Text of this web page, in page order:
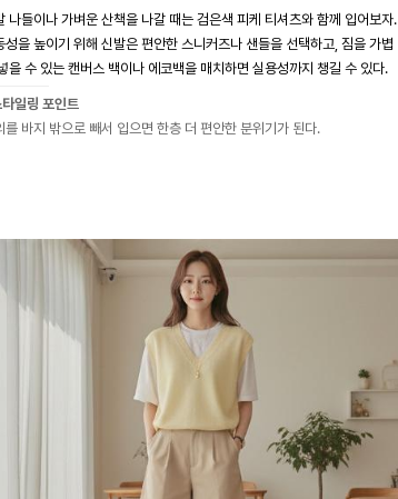
나들이나 가벼운 산책을 나갈 때는 검은색 피케 티셔츠와 함께 입어보자.
성을 높이기 위해 신발은 편안한 스니커즈나 샌들을 선택하고, 짐을 가볍
을 수 있는 캔버스 백이나 에코백을 매치하면 실용성까지 챙길 수 있다.
일링 포인트
를 바지 밖으로 빼서 입으면 한층 더 편안한 분위기가 된다.